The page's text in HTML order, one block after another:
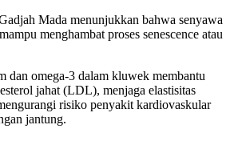
Mada menunjukkan bahwa senyawa
menghambat proses senescence atau
dan omega-3 dalam kluwek membantu
jahat (LDL), menjaga elastisitas
risiko penyakit kardiovaskular
jantung.